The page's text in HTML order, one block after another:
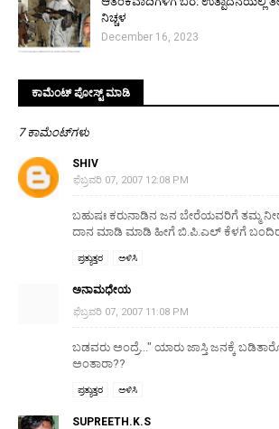
ನಿಚ್ಚಳ
December 16, 2023
ಕಾಮೆಂಟ್‌‌ ಪೋಸ್ಟ್‌ ಮಾಡಿ
7 ಕಾಮೆಂಟ್‌ಗಳು
SHIV
ಫೆಬ್ರವರಿ 07, 2007 12:08 PM
ಬಹುಷಃ ಕರುನಾಡಿನ ಜನ ಬೇರೆಯವರಿಗೆ ತಮ್ಮ
ದಾನ ಮಾಡಿ ಮಾಡಿ ಹೀಗೆ ಬಿ.ಪಿ.ಎಲ್ ಕೆಳಗೆ
ಪ್ರತ್ಯುತ್ತರ ಅಳಿಸಿ
ಅನಾಮಧೇಯ
ಫೆಬ್ರವರಿ 07, 2007 11:08 PM
ಬಡವರು ಅಂದ್ರೆ..." ಯಾರು ಜಾಸ್ತಿ ಜನಕ್ಕೆ
ಅಂತಾರಾ??
ಪ್ರತ್ಯುತ್ತರ ಅಳಿಸಿ
SUPREETH.K.S